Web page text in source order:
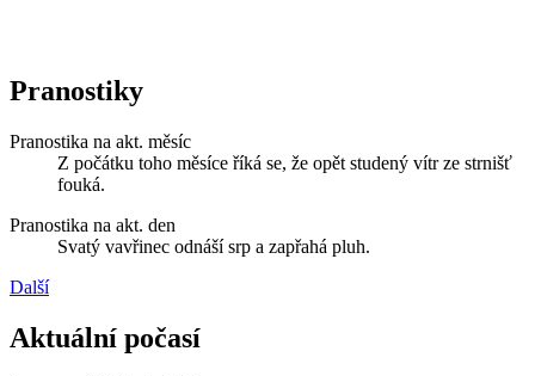
Pranostiky
Pranostika na akt. měsíc
Z počátku toho měsíce říká se, že opět studený vítr ze strnišť
fouká.
Pranostika na akt. den
Svatý vavřinec odnáší srp a zapřahá pluh.
Další
Aktuální počasí